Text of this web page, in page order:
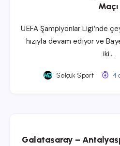
Maçı
UEFA Şampiyonlar Ligi’nde
hızıyla devam ediyor ve
iki…
Selçuk Sport 4
Galatasaray –